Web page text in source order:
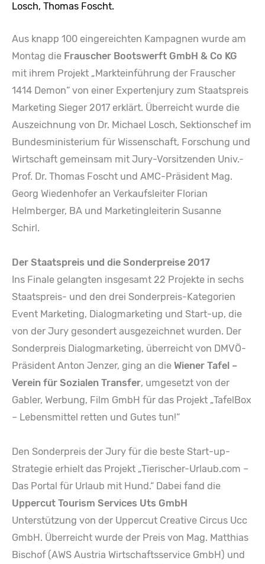
Losch, Thomas Foscht.
Aus knapp 100 eingereichten Kampagnen wurde am
Montag die Frauscher Bootswerft GmbH & Co KG
mit ihrem Projekt „Markteinführung der Frauscher
1414 Demon“ von einer Expertenjury zum Staatspreis
Marketing Sieger 2017 erklärt. Überreicht wurde die
Auszeichnung von Dr. Michael Losch, Sektionschef im
Bundesministerium für Wissenschaft, Forschung und
Wirtschaft gemeinsam mit Jury-Vorsitzenden Univ.-
Prof. Dr. Thomas Foscht und AMC-Präsident Mag.
Georg Wiedenhofer an Verkaufsleiter Florian
Helmberger, BA und Marketingleiterin Susanne
Schirl.
Der Staatspreis und die Sonderpreise 2017
Ins Finale gelangten insgesamt 22 Projekte in sechs
Staatspreis- und den drei Sonderpreis-Kategorien
Event Marketing, Dialogmarketing und Start-up, die
von der Jury gesondert ausgezeichnet wurden. Der
Sonderpreis Dialogmarketing, überreicht von DMVÖ-
Präsident Anton Jenzer, ging an die Wiener Tafel –
Verein für Sozialen Transfer, umgesetzt von der
Gabler, Werbung, Film GmbH für das Projekt „TafelBox
– Lebensmittel retten und Gutes tun!“
Den Sonderpreis der Jury für die beste Start-up-
Strategie erhielt das Projekt „Tierischer-Urlaub.com –
Das Portal für Urlaub mit Hund.“ Dabei fand die
Uppercut Tourism Services Uts GmbH
Unterstützung von der Uppercut Creative Circus Ucc
GmbH. Überreicht wurde der Preis von Mag. Matthias
Bischof (AWS Austria Wirtschaftsservice GmbH) und